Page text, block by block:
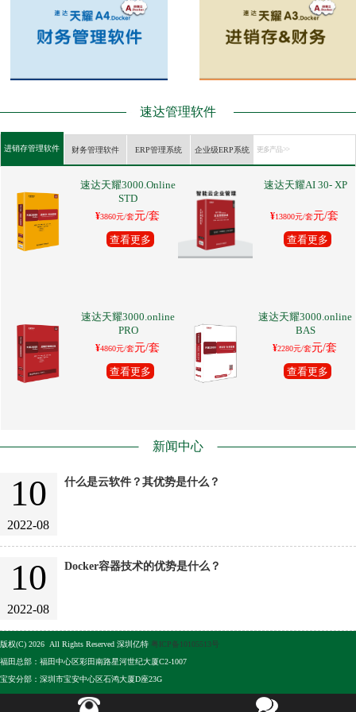
速达管理软件
进销存管理软件 财务管理软件 ERP管理系统 企业级ERP系统 更多产品 >>
速达天耀3000.Online
STD
¥3860元/套元/套
查看更多
速达天耀AI 30- XP
¥13800元/套元/套
查看更多
速达天耀3000.online
PRO
¥4860元/套元/套
查看更多
速达天耀3000.online
BAS
¥2280元/套元/套
查看更多
新闻中心
10
2022-08
什么是云软件？其优势是什么？
10
2022-08
Docker容器技术的优势是什么？
版权(C) 2026 All Rights Reserved 深圳亿特 粤ICP备10105513号
福田总部：福田中心区彩田南路星河世纪大厦C2-1007
宝安分部：深圳市宝安中心区石鸿大厦D座23G